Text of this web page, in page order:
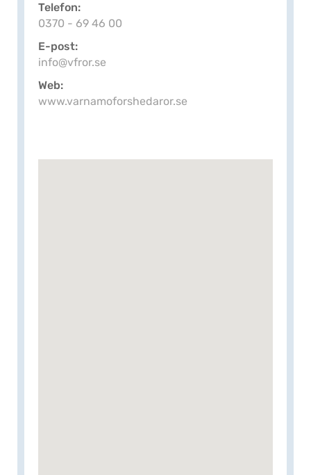
Telefon
0370 - 69 46 00
E-post
info@vfror.se
Web
www.varnamoforshedaror.se